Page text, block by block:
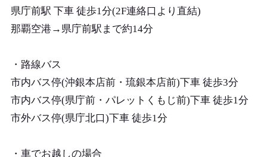
県庁前駅 下車 徒歩1分(2F連絡口より直結)
那覇空港→県庁前駅まで約14分
・路線バス
市内バス停(沖銀本店前・琉銀本店前)下車 徒歩3分
市内バス停(県庁前・パレットくもじ前)下車 徒歩1分
市外バス停(県庁北口)下車 徒歩1分
・車でお越しの場合